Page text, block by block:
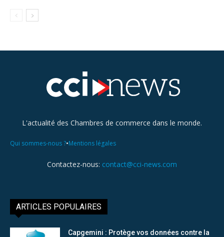
L'actualité des Chambres de commerce dans le monde.
Qui sommes-nous ?•Mentions légales
Contactez-nous: contact@cci-news.com
ARTICLES POPULAIRES
Capgemini : Protège vos données contre la